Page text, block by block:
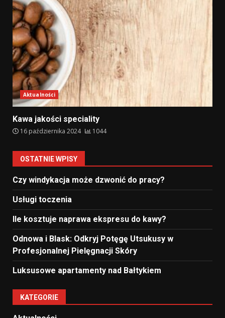
Aktualności
Kawa jakości speciality
16 października 2024 1044
OSTATNIE WPISY
Czy windykacja może dzwonić do pracy?
Usługi toczenia
Ile kosztuje naprawa ekspresu do kawy?
Odnowa i Blask: Odkryj Potęgę Utsukusy w
Profesjonalnej Pielęgnacji Skóry
Luksusowe apartamenty nad Bałtykiem
KATEGORIE